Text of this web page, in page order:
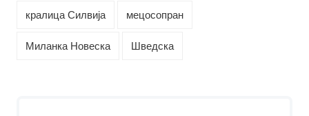
кралица Силвија мецосопран
Миланка Новеска Шведска